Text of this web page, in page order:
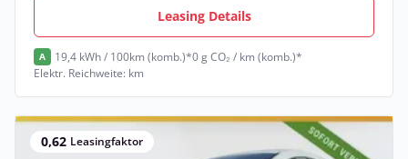
Leasing Details
A 19,4 kWh / 100km (komb.)*0 g CO₂ / km (komb.)*
Elektr. Reichweite: km
0,62 Leasingfaktor